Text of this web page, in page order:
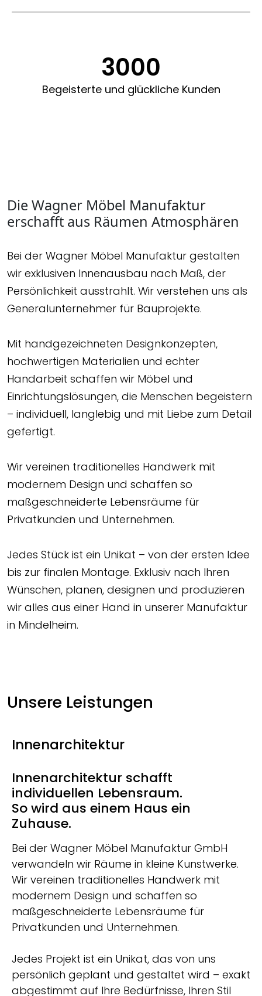
3000
Begeisterte und glückliche Kunden
Die Wagner Möbel Manufaktur
erschafft aus Räumen Atmosphären
Bei der Wagner Möbel Manufaktur gestalten
wir exklusiven Innenausbau nach Maß, der
Persönlichkeit ausstrahlt. Wir verstehen uns als
Generalunternehmer für Bauprojekte.
Mit handgezeichneten Designkonzepten,
hochwertigen Materialien und echter
Handarbeit schaffen wir Möbel und
Einrichtungslösungen, die Menschen begeistern
– individuell, langlebig und mit Liebe zum Detail
gefertigt.
Wir vereinen traditionelles Handwerk mit
modernem Design und schaffen so
maßgeschneiderte Lebensräume für
Privatkunden und Unternehmen.
Jedes Stück ist ein Unikat – von der ersten Idee
bis zur finalen Montage. Exklusiv nach Ihren
Wünschen, planen, designen und produzieren
wir alles aus einer Hand in unserer Manufaktur
in Mindelheim.
Unsere Leistungen
Innenarchitektur
Innenarchitektur schafft
individuellen Lebensraum.
So wird aus einem Haus ein
Zuhause.
Bei der Wagner Möbel Manufaktur GmbH
verwandeln wir Räume in kleine Kunstwerke.
Wir vereinen traditionelles Handwerk mit
modernem Design und schaffen so
maßgeschneiderte Lebensräume für
Privatkunden und Unternehmen.
Jedes Projekt ist ein Unikat, das von uns
persönlich geplant und gestaltet wird – exakt
abgestimmt auf Ihre Bedürfnisse, Ihren Stil